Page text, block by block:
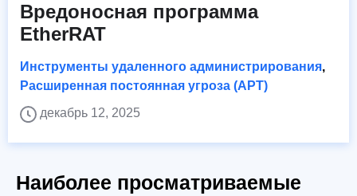
Вредоносная программа
EtherRAT
Инструменты удаленного администрирования,
Расширенная постоянная угроза (APT)
декабрь 12, 2025
Наиболее просматриваемые